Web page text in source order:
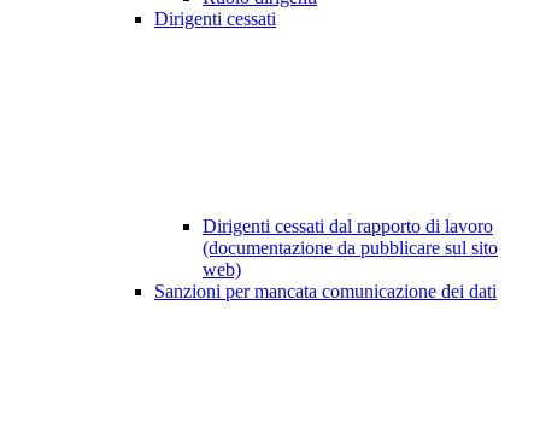
Dirigenti cessati
Dirigenti cessati dal rapporto di lavoro
(documentazione da pubblicare sul sito
web)
Sanzioni per mancata comunicazione dei dati